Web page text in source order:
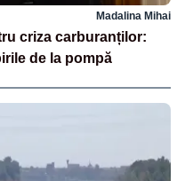
Madalina Mihai
criza carburanților:
de la pompă